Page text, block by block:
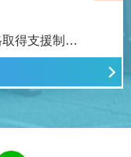
取得支援制…